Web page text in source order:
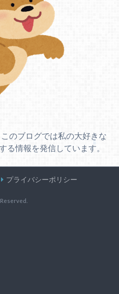
のブログでは私の大好きな
る情報を発信しています。
プライバシーポリシー